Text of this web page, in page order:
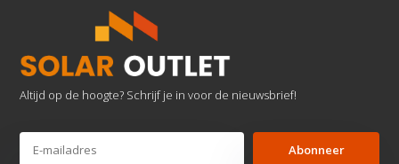
Altijd op de hoogte? Schrijf je in voor de nieuwsbrief!
Abonneer